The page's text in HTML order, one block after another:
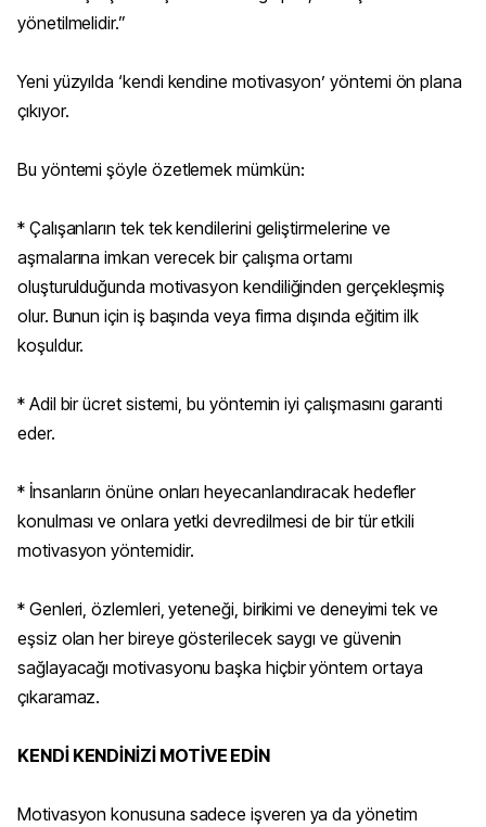
yönetilmelidir.”
Yeni yüzyılda ‘kendi kendine motivasyon’ yöntemi ön plana
çıkıyor.
Bu yöntemi şöyle özetlemek mümkün:
* Çalışanların tek tek kendilerini geliştirmelerine ve
aşmalarına imkan verecek bir çalışma ortamı
oluşturulduğunda motivasyon kendiliğinden gerçekleşmiş
olur. Bunun için iş başında veya firma dışında eğitim ilk
koşuldur.
* Adil bir ücret sistemi, bu yöntemin iyi çalışmasını garanti
eder.
* İnsanların önüne onları heyecanlandıracak hedefler
konulması ve onlara yetki devredilmesi de bir tür etkili
motivasyon yöntemidir.
* Genleri, özlemleri, yeteneği, birikimi ve deneyimi tek ve
eşsiz olan her bireye gösterilecek saygı ve güvenin
sağlayacağı motivasyonu başka hiçbir yöntem ortaya
çıkaramaz.
KENDİ KENDİNİZİ MOTİVE EDİN
Motivasyon konusuna sadece işveren ya da yönetim